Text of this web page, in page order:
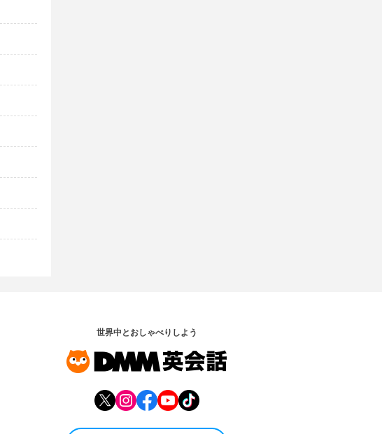
世界中とおしゃべりしよう